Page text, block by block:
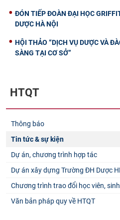
ĐÓN TIẾP ĐOÀN ĐẠI HỌC
DƯỢC HÀ NỘI
HỘI THẢO “DỊCH VỤ DƯỢC VÀ
SÀNG TẠI CƠ SỞ”
HTQT
Thông báo
Tin tức & sự kiện
Dự án, chương trình hợp tác
Dự án xây dựng Trường ĐH Dược
Chương trình trao đổi học viên,
Văn bản pháp quy về HTQT